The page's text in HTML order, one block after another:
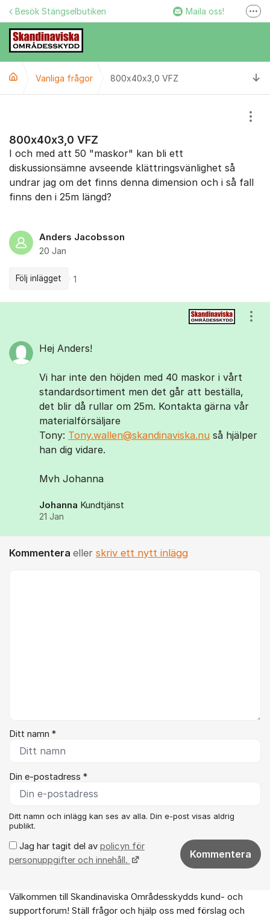
Hoppa till innehåll
Besök Stängselbutiken Maila oss!
Facebook
Vanliga frågor 800x40x3,0 VFZ
800x40x3,0 VFZ
I och med att 50 "maskor" kan bli ett
diskussionsämne avseende klättringsvänlighet så
undrar jag om det finns denna dimension och i så fall
finns den i 25m längd?
Anders Jacobsson
20 Jan
Följ inlägget 1
Hej Anders!
Vi har inte den höjden med 40 maskor i vårt
standardsortiment men det går att beställa,
det blir då rullar om 25m. Kontakta gärna vår
materialförsäljare
Tony: Tony.wallen@skandinaviska.nu så hjälper
han dig vidare.
Mvh Johanna
Johanna Kundtjänst
21 Jan
Kommentera eller skriv ett nytt inlägg
Ditt namn *
Din e-postadress *
Ditt namn och inlägg kan ses av alla. Din e-post visas aldrig
publikt.
Jag har tagit del av policyn för
personuppgifter och innehåll.
Kommentera
Om forumet
Välkommen till Skandinaviska Områdesskydds kund- och
supportforum! Ställ frågor och hjälp oss med förslag och